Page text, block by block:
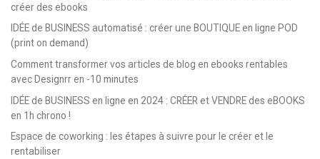
créer des ebooks
IDÉE de BUSINESS automatisé : créer une BOUTIQUE en ligne POD
(print on demand)
Comment transformer vos articles de blog en ebooks rentables
avec Designrr en -10 minutes
IDÉE de BUSINESS en ligne en 2024 : CRÉER et VENDRE des eBOOKS
en 1h chrono !
Espace de coworking : les étapes à suivre pour le créer et le
rentabiliser